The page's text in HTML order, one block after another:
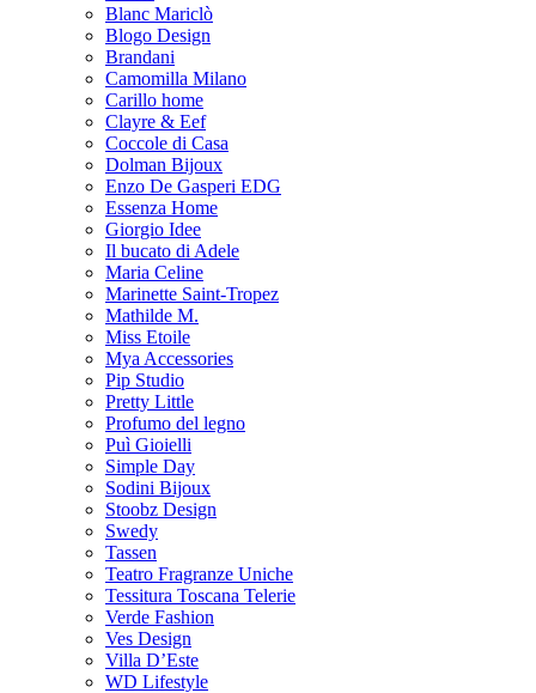
Blanc Mariclò
Blogo Design
Brandani
Camomilla Milano
Carillo home
Clayre & Eef
Coccole di Casa
Dolman Bijoux
Enzo De Gasperi EDG
Essenza Home
Giorgio Idee
Il bucato di Adele
Maria Celine
Marinette Saint-Tropez
Mathilde M.
Miss Etoile
Mya Accessories
Pip Studio
Pretty Little
Profumo del legno
Puì Gioielli
Simple Day
Sodini Bijoux
Stoobz Design
Swedy
Tassen
Teatro Fragranze Uniche
Tessitura Toscana Telerie
Verde Fashion
Ves Design
Villa D’Este
WD Lifestyle